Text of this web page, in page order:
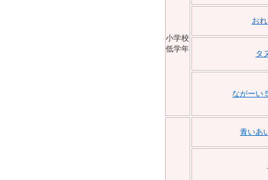
小学校
低学年
お
タ
ながーい
青いあ